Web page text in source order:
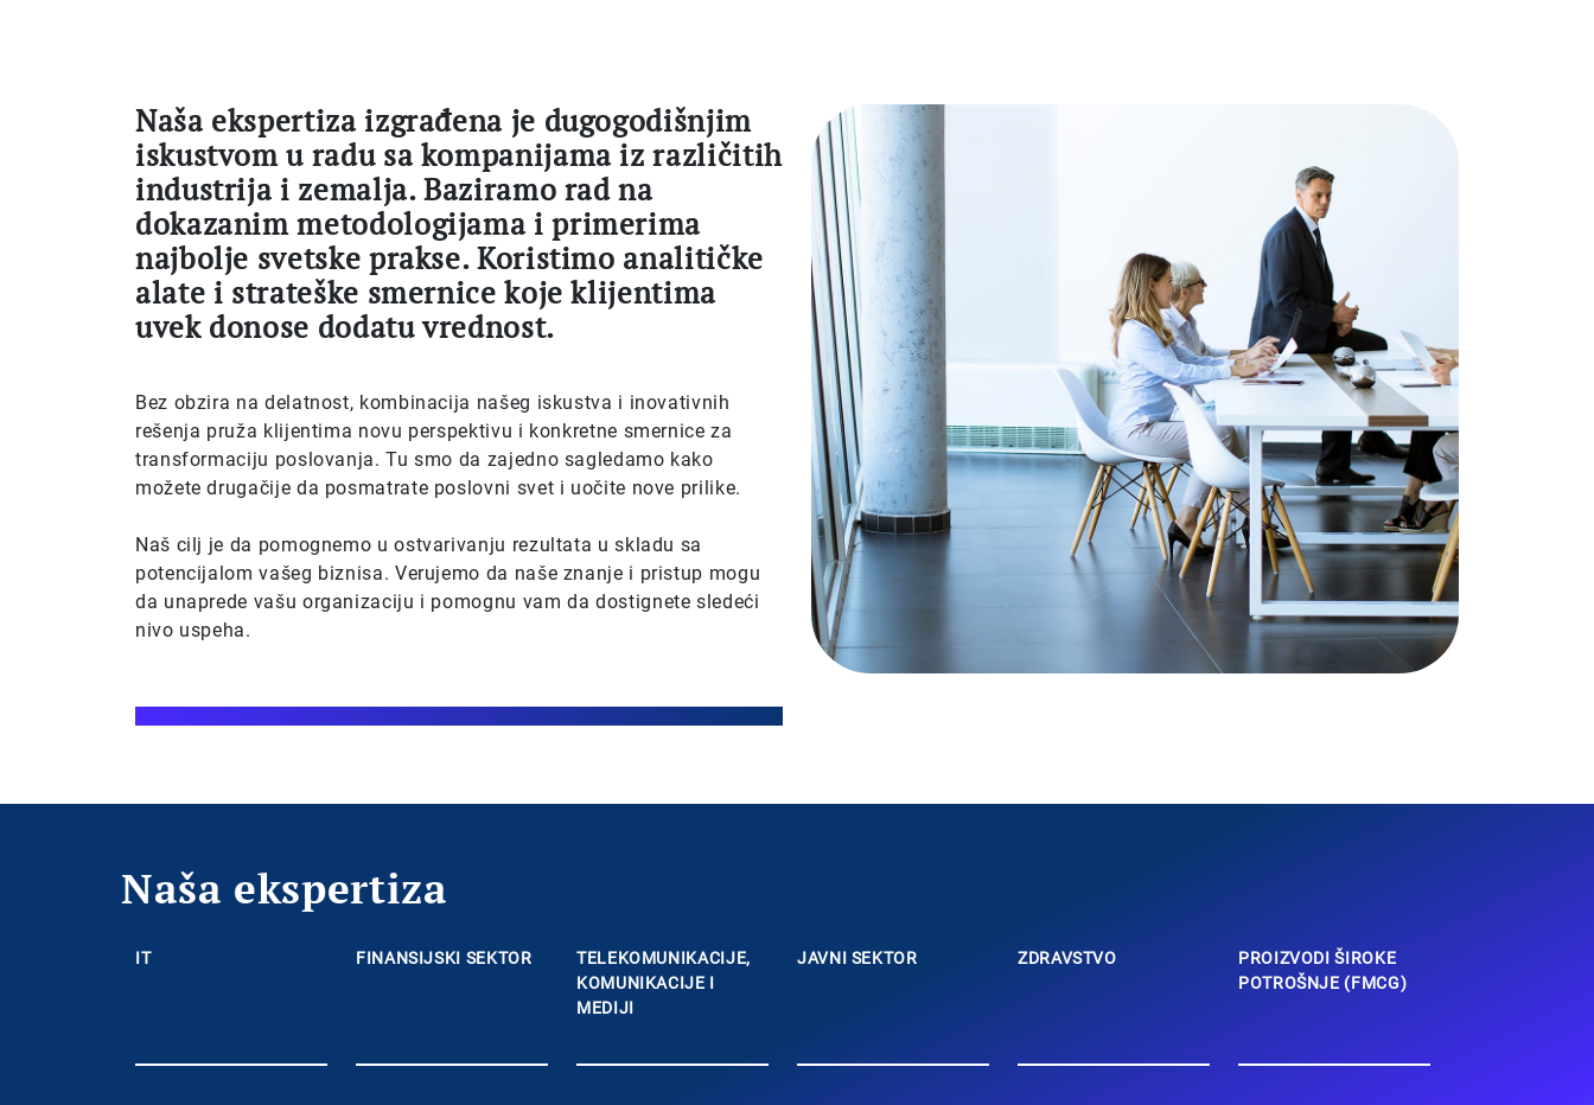
Naša ekspertiza izgrađena je dugogodišnjim
iskustvom u radu sa kompanijama iz različitih
industrija i zemalja. Baziramo rad na
dokazanim metodologijama i primerima
najbolje svetske prakse. Koristimo analitičke
alate i strateške smernice koje klijentima
uvek donose dodatu vrednost.
Bez obzira na delatnost, kombinacija našeg iskustva i inovativnih
rešenja pruža klijentima novu perspektivu i konkretne smernice za
transformaciju poslovanja. Tu smo da zajedno sagledamo kako
možete drugačije da posmatrate poslovni svet i uočite nove prilike.
Naš cilj je da pomognemo u ostvarivanju rezultata u skladu sa
potencijalom vašeg biznisa. Verujemo da naše znanje i pristup mogu
da unaprede vašu organizaciju i pomognu vam da dostignete sledeći
nivo uspeha.
Naša ekspertiza
IT FINANSIJSKI SEKTOR
TELEKOMUNIKACIJE,
KOMUNIKACIJE I
MEDIJI
JAVNI SEKTOR ZDRAVSTVO
PROIZVODI ŠIROKE
POTROŠNJE (FMCG)